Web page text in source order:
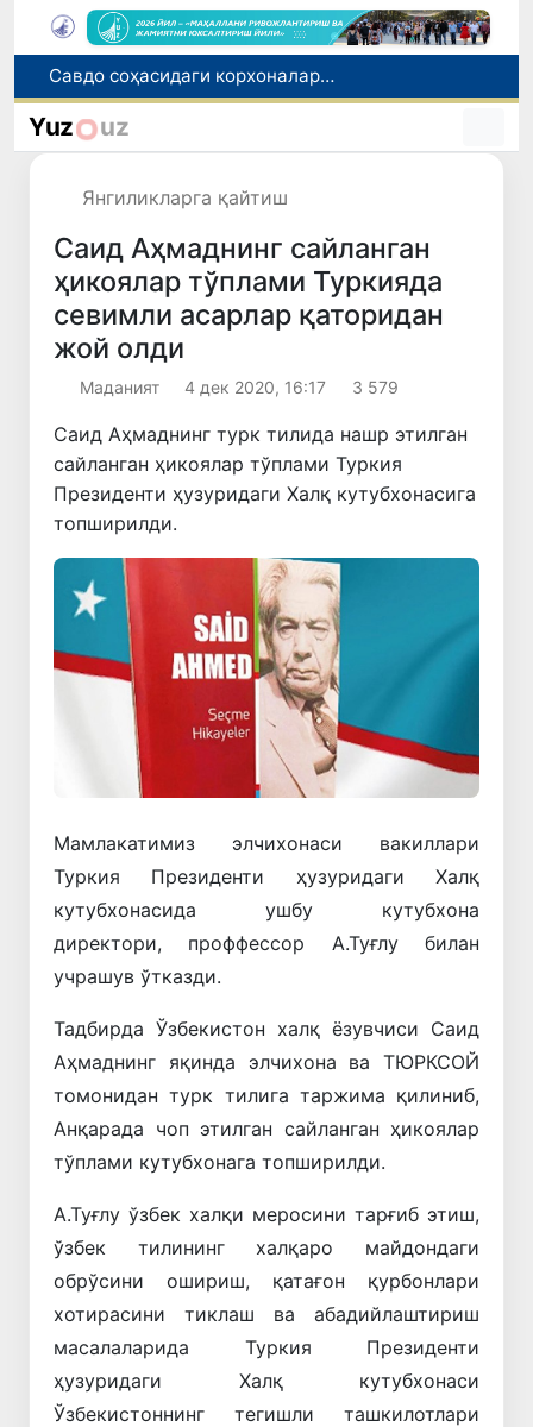
Нукус шаҳрига янги прокурор тайинланди
Миграция агентлигида 1 млрд сўмдан ортиқ маблағ талон-торож қилингани фош этилди
Yuz uz
Янгиликларга қайтиш
Саид Аҳмаднинг сайланган
ҳикоялар тўплами Туркияда
севимли асарлар қаторидан
жой олди
Маданият 4 дек 2020, 16:17 3 579
Саид Аҳмаднинг турк тилида нашр этилган
сайланган ҳикоялар тўплами Туркия
Президенти ҳузуридаги Халқ кутубхонасига
топширилди.
Мамлакатимиз элчихонаси вакиллари
Туркия Президенти ҳузуридаги Халқ
кутубхонасида ушбу кутубхона
директори, проффессор А.Туғлу билан
учрашув ўтказди.
Тадбирда Ўзбекистон халқ ёзувчиси Саид
Аҳмаднинг яқинда элчихона ва ТЮРКСОЙ
томонидан турк тилига таржима қилиниб,
Анқарада чоп этилган сайланган ҳикоялар
тўплами кутубхонага топширилди.
А.Туғлу ўзбек халқи меросини тарғиб этиш,
ўзбек тилининг халқаро майдондаги
обрўсини ошириш, қатағон қурбонлари
хотирасини тиклаш ва абадийлаштириш
масалаларида Туркия Президенти
ҳузуридаги Халқ кутубхонаси
Ўзбекистоннинг тегишли ташкилотлари